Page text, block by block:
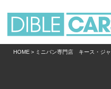
HOME > ミニバン専門店 キース・ジ